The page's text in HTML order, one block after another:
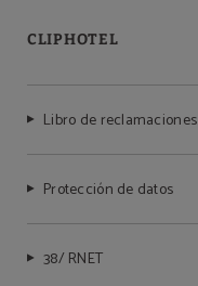
CLIPHOTEL
Libro de reclamaciones
Protección de datos
38/ RNET